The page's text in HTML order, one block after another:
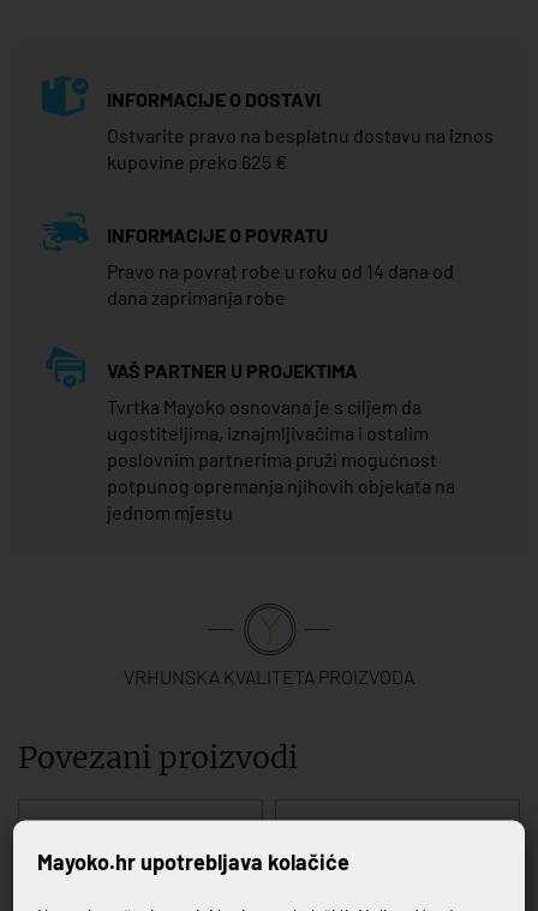
INFORMACIJE O DOSTAVI
Ostvarite pravo na besplatnu dostavu na iznos
kupovine preko 625 €
INFORMACIJE O POVRATU
Pravo na povrat robe u roku od 14 dana od
dana zaprimanja robe
VAŠ PARTNER U PROJEKTIMA
Tvrtka Mayoko osnovana je s ciljem da
ugostiteljima, iznajmljivačima i ostalim
poslovnim partnerima pruži mogućnost
potpunog opremanja njihovih objekata na
jednom mjestu
VRHUNSKA KVALITETA PROIZVODA
Povezani proizvodi
Mayoko.hr upotrebljava kolačiće